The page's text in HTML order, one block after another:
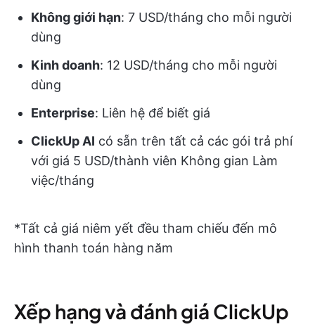
Không giới hạn: 7 USD/tháng cho mỗi người
dùng
Kinh doanh: 12 USD/tháng cho mỗi người
dùng
Enterprise: Liên hệ để biết giá
ClickUp AI có sẵn trên tất cả các gói trả phí
với giá 5 USD/thành viên Không gian Làm
việc/tháng
*Tất cả giá niêm yết đều tham chiếu đến mô
hình thanh toán hàng năm
Xếp hạng và đánh giá ClickUp